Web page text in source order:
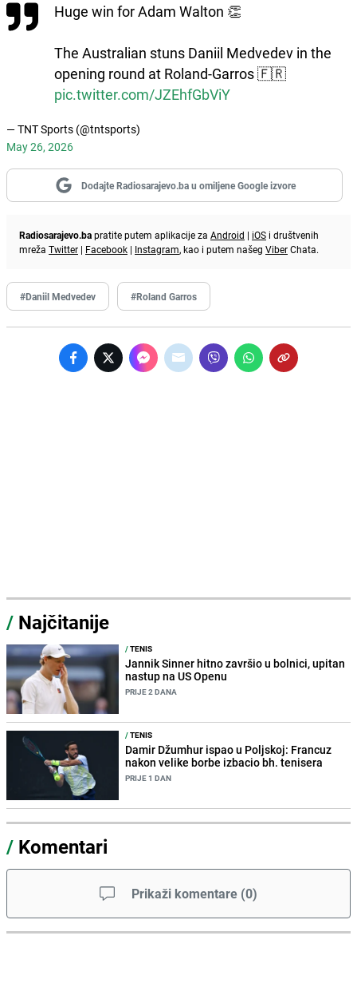
Huge win for Adam Walton 👏
The Australian stuns Daniil Medvedev in the
opening round at Roland-Garros 🇫🇷
pic.twitter.com/JZEhfGbViY
— TNT Sports (@tntsports)
May 26, 2026
Dodajte Radiosarajevo.ba u omiljene Google izvore
Radiosarajevo.bapratite putem aplikacije za Android | iOS i društvenih
mreža Twitter | Facebook | Instagram, kao i putem našeg ViberChata.
#Daniil Medvedev #Roland Garros
/ Najčitanije
/TENIS
Jannik Sinner hitno završio u bolnici, upitan
nastup na US Openu
PRIJE 2 DANA
/TENIS
Damir Džumhur ispao u Poljskoj: Francuz
nakon velike borbe izbacio bh. tenisera
PRIJE 1 DAN
/ Komentari
Prikaži komentare (0)